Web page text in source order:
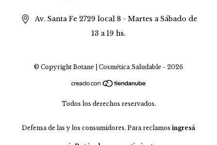
Av. Santa Fe 2729 local 8 - Martes a Sábado de
13 a 19 hs.
© Copyright Botane | Cosmética Saludable - 2026
Todos los derechos reservados.
Defensa de las y los consumidores. Para reclamos ingresá